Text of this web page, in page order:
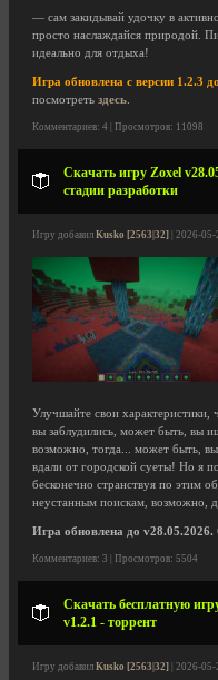
— сам закидывай удочку в
просто наслаждайся природой.
идеально для отдыха!
Игра обновлена с версии 1.2.3
посмотреть здесь
Комментариев: 4 | Просмотров: 11098
Скачать игру Zoxel
стадии разработки
Игру добавил Kusko [2563|32] | 2026-05-
Улучшайте свои
вы заблудились, может быть, вы
возможно, тогда... может быть,
вдали от городской суеты! Но я
бесконечно странствуя по этим
неустанным поискам, возможно,
Игра обновлена до v28.05.2026.
Комментариев: 3 | Просмотров: 5504
Скачать бесплатную
v1.2.1 - торрент
Игру добавил Kusko [2563|32] | 2026-05-